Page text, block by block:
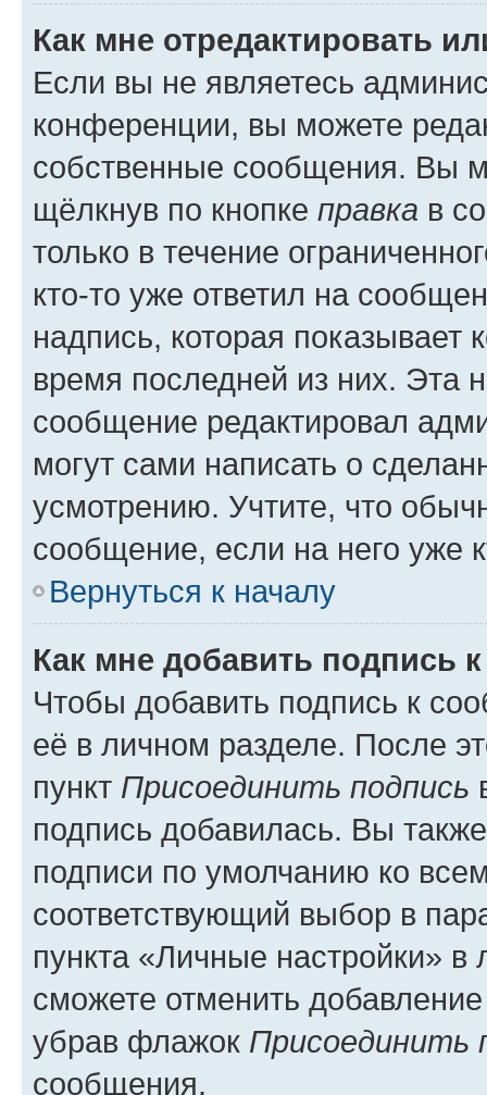
Как мне отредактировать
Если вы не являетесь
конференции, вы можете
собственные сообщения. Вы
щёлкнув по кнопке правка в
только в течение
кто-то уже ответил на
надпись, которая показывает
время последней из них. Эта
сообщение редактировал
могут сами написать о
усмотрению. Учтите, что
сообщение, если на него уже
Вернуться к началу
Как мне добавить подпись
Чтобы добавить подпись к
её в личном разделе. После
пункт Присоединить подпись
подпись добавилась. Вы
подписи по умолчанию ко
соответствующий выбор в
пункта «Личные настройки»
сможете отменить
убрав флажок Присоединить
сообщения.